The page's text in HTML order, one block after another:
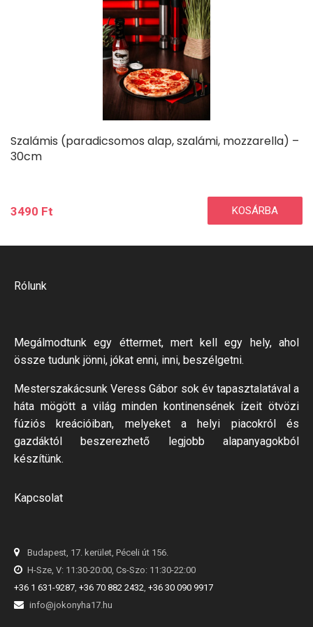
Szalámis (paradicsomos alap, szalámi, mozzarella) –
30cm
3490 Ft KOSÁRBA
Rólunk
Megálmodtunk egy éttermet, mert kell egy hely, ahol
össze tudunk jönni, jókat enni, inni, beszélgetni.
Mesterszakácsunk Veress Gábor sok év tapasztalatával a
háta mögött a világ minden kontinensének ízeit ötvözi
fúziós kreációiban, melyeket a helyi piacokról és
gazdáktól beszerezhető legjobb alapanyagokból
készítünk.
Kapcsolat
Budapest, 17. kerület, Péceli út 156.
H-Sze, V: 11:30-20:00, Cs-Szo: 11:30-22:00
+36 1 631-9287, +36 70 882 2432, +36 30 090 9917
info@jokonyha17.hu